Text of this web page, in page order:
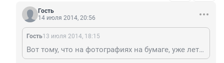
Гость
14 июля 2014, 20:56
Гость13 июля 2014, 18:15
Вот тому, что на фотографиях на бумаге, уже лет 5 - для меня это уже не раннее, а древность какая-то)) А вообще, если интересует, вот тут собрана большая часть моих работ из того, что я выкладывал в сеть, там всё рассортировано по годам в альбомах: https://vk.com/public.ahriman